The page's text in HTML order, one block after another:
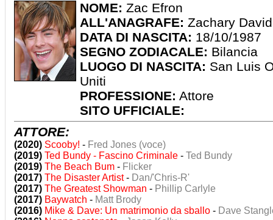
NOME: Zac Efron
ALL'ANAGRAFE: Zachary
DATA DI NASCITA: 18/10/1987
SEGNO ZODIACALE: Bilancia
LUOGO DI NASCITA: San Luis
Uniti
PROFESSIONE: Attore
SITO UFFICIALE:
ATTORE:
(2020) Scooby! - Fred Jones (voce)
(2019) Ted Bundy - Fascino Criminale - Ted Bundy
(2019) The Beach Bum - Flicker
(2017) The Disaster Artist- Dan/'Chris-R'
(2017) The Greatest Showman - Phillip Carlyle
(2017) Baywatch - Matt Brody
(2016) Mike & Dave: Un matrimonio da sballo - Dave